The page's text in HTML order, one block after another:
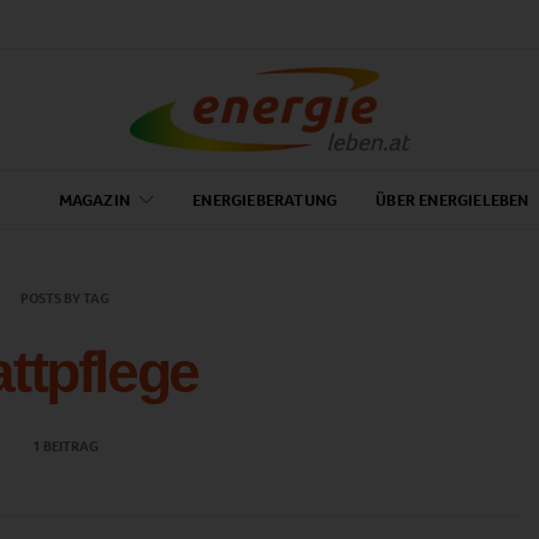
MAGAZIN ENERGIEBERATUNG ÜBER ENERGIELEBEN
POSTS BY TAG
1 BEITRAG